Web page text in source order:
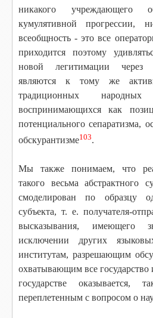
никакого учреждающего
кумулятивной прогрессии,
всеобщность - это все
приходится поэтому
новой легитимации через
являются к тому же
традиционных
воспринимающихся как
потенциального сепаратизма,
обскурантизме103.
Мы также понимаем, что
такого весьма абстрактного
смоделирован по образцу
субъекта, т. е. получателя-
высказывания, имеющего
исключении других
институтам, разрешающим
охватывающим все государство
государстве оказывается,
переплетенным с вопросом о